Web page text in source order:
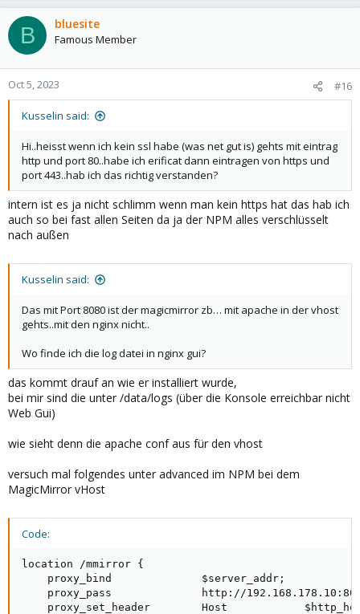
B bluesite
Famous Member
Oct 5, 2023 #16
Kusselin said:
Hi..heisst wenn ich kein ssl habe (was net gut is) gehts mit eintrag
http und port 80..habe ich erificat dann eintragen von https und
port 443..hab ich das richtig verstanden?
intern ist es ja nicht schlimm wenn man kein https hat das hab ich
auch so bei fast allen Seiten da ja der NPM alles verschlüsselt
nach außen
Kusselin said:
Das mit Port 8080 ist der magicmirror zb… mit apache in der vhost
gehts..mit den nginx nicht..
Wo finde ich die log datei in nginx gui?
das kommt drauf an wie er installiert wurde,
bei mir sind die unter /data/logs (über die Konsole erreichbar nicht
Web Gui)
wie sieht denn die apache conf aus für den vhost
versuch mal folgendes unter advanced im NPM bei dem
MagicMirror vHost
Code:
location /mmirror {
    proxy_bind              $server_addr;
proxy_pass              http://
proxy_set_header        Host